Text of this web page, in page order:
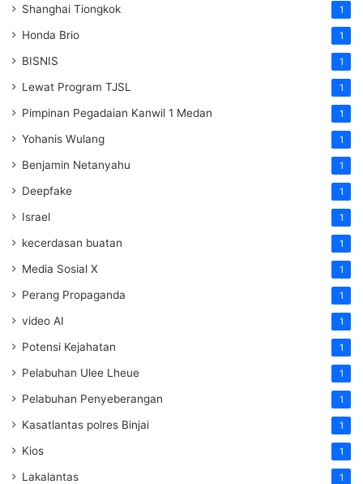
Shanghai Tiongkok 1
Honda Brio 1
BISNIS 1
Lewat Program TJSL 1
Pimpinan Pegadaian Kanwil 1 Medan 1
Yohanis Wulang 1
Benjamin Netanyahu 1
Deepfake 1
Israel 1
kecerdasan buatan 1
Media Sosial X 1
Perang Propaganda 1
video AI 1
Potensi Kejahatan 1
Pelabuhan Ulee Lheue 1
Pelabuhan Penyeberangan 1
Kasatlantas polres Binjai 1
Kios 1
Lakalantas 1